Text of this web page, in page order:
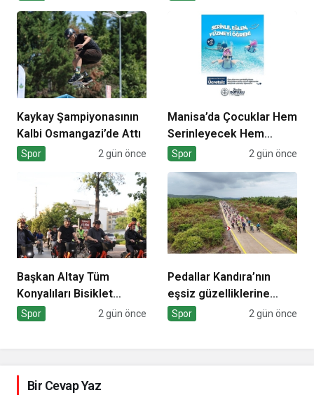
Kaykay Şampiyonasının
Kalbi Osmangazi’de Attı
Spor 2 gün önce
Manisa’da Çocuklar Hem
Serinleyecek Hem
Yüzme Öğrenecek
Spor 2 gün önce
Başkan Altay Tüm
Konyalıları Bisiklet
Festivali’ne Davet Etti
Spor 2 gün önce
Pedallar Kandıra’nın
eşsiz güzelliklerine
çevrilecek
Spor 2 gün önce
Bir Cevap Yaz